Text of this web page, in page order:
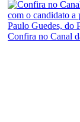
Confira no Canal